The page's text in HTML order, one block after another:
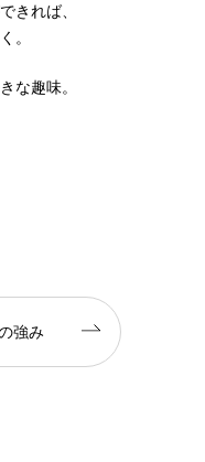
きれば、
。
な趣味。
強み